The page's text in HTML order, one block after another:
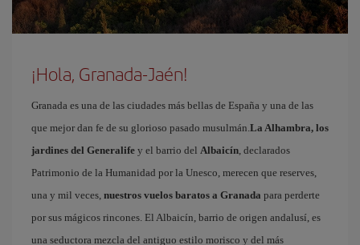
¡Hola, Granada-Jaén!
Granada es una de las ciudades más bellas de España y una de las
que mejor dan fe de su glorioso pasado musulmán.La Alhambra, los
jardines del Generalife y el barrio del Albaicín, declarados
Patrimonio de la Humanidad por la Unesco, merecen que reserves,
una y mil veces, nuestros vuelos baratos a Granada para perderte
por sus mágicos rincones. El Albaicín, barrio de origen andalusí, es
una seductora mezcla del antiguo estilo morisco y del más